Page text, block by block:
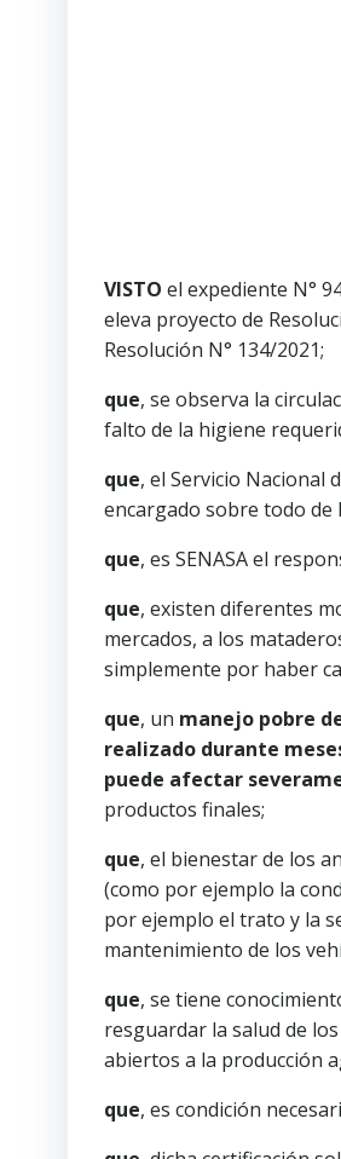
VISTO el expediente N°
eleva proyecto de
Resolución N° 134/2021;
que, se observa la
falto de la higiene
que, el Servicio Nacional
encargado sobre todo de
que, es SENASA el
que, existen diferentes
mercados, a los
simplemente por haber
que, un manejo pobre
realizado durante
puede afectar
productos finales;
que, el bienestar de los
(como por ejemplo la
por ejemplo el trato y la
mantenimiento de los
que, se tiene
resguardar la salud de
abiertos a la producción
que, es condición